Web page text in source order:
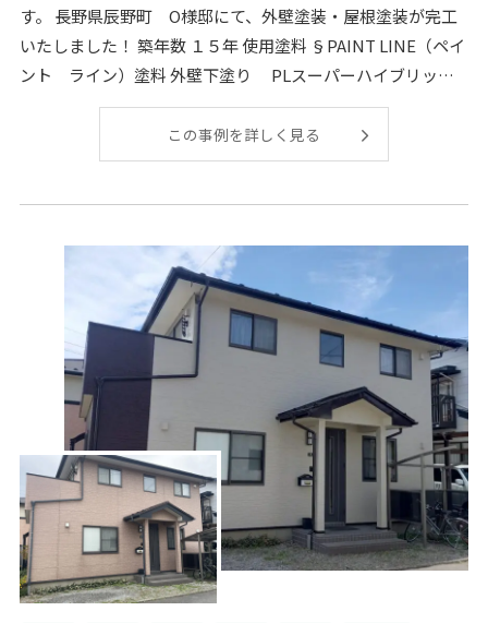
す。 長野県辰野町 O様邸にて、外壁塗装・屋根塗装が完工
いたしました！ 築年数 １５年 使用塗料 §PAINT LINE（ペイ
ント ライン）塗料 外壁下塗り PLスーパーハイブリット
この事例を詳しく見る